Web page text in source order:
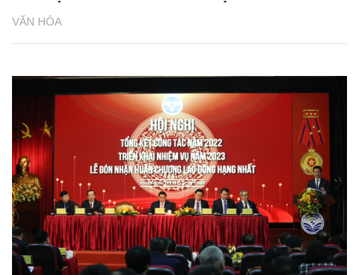
VĂN HÓA